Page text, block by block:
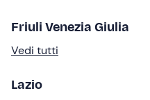
Friuli Venezia Giulia
Vedi tutti
Lazio